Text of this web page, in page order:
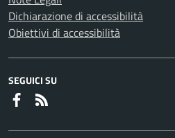
Dichiarazione di accessibilità
Obiettivi di accessibilità
SEGUICI SU
Faceboook